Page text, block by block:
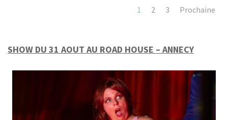
1 2 3 Prochaine
SHOW DU 31 AOUT AU ROAD HOUSE – ANNECY